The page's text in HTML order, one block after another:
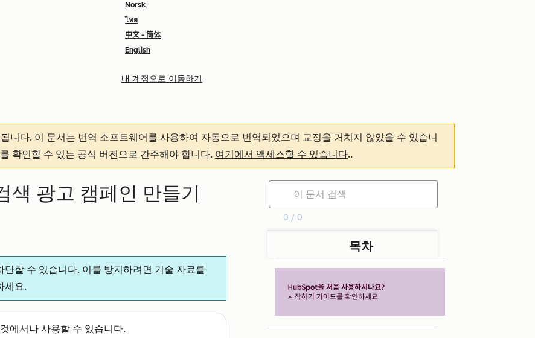
Norsk
ไทย
中文 - 简体
English
내 계정으로 이동하기
니다. 이 문서는 번역 소프트웨어를 사용하여 자동으로 번역되었으며 교정을 거치지 않았을 수 있습니
확인할 수 있는 공식 버전으로 간주해야 합니다. 여기에서 액세스할 수 있습니다..
색 광고 캠페인 만들기
할 수 있습니다. 이를 방지하려면 기술 자료를
세요.
에서나 사용할 수 있습니다.
0 / 0
목차